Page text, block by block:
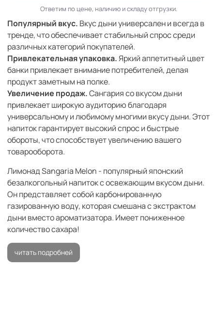
Ответим по цене, наличию и складу отгрузки.
Популярный вкус. Вкус дыни универсален и всегда в
тренде, что обеспечивает стабильный спрос среди
различных категорий покупателей.
Привлекательная упаковка.Яркий аппетитный цвет
банки привлекает внимание потребителей, делая
продукт заметным на полке.
Увеличение продаж.Сангария со вкусом дыни
привлекает широкую аудиторию благодаря
универсальному и любимому многими вкусу дыни. Этот
напиток гарантирует высокий спрос и быстрые
обороты, что способствует увеличению вашего
товарооборота.
Лимонад Sangaria Melon - популярный японский
безалкогольный напиток с освежающим вкусом дыни.
Он представляет собой карбонированную
газированную воду, которая смешана с экстрактом
дыни вместо ароматизатора. Имеет пониженное
количество сахара!
читать подробней